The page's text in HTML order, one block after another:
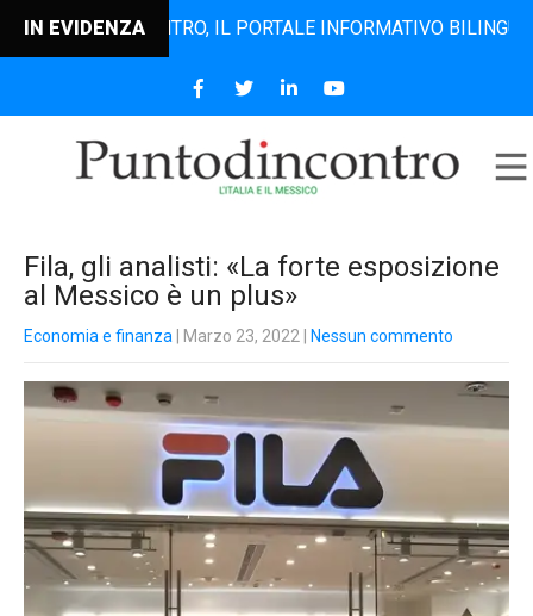
IN EVIDENZA
PUNTODINCONTRO, IL PORTALE INFORMATIVO BILINGUE
Fila, gli analisti: «La forte esposizione
al Messico è un plus»
Economia e finanza | Marzo 23, 2022 Nessun commento